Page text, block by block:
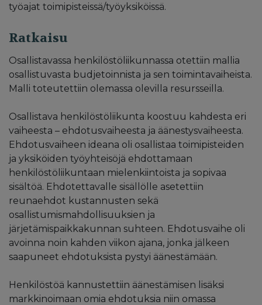
työajat toimipisteissä/työyksiköissä.
Ratkaisu
Osallistavassa henkilöstöliikunnassa otettiin mallia
osallistuvasta budjetoinnista ja sen toimintavaiheista.
Malli toteutettiin olemassa olevilla resursseilla.
Osallistava henkilöstöliikunta koostuu kahdesta eri
vaiheesta – ehdotusvaiheesta ja äänestysvaiheesta.
Ehdotusvaiheen ideana oli osallistaa toimipisteiden
ja yksiköiden työyhteisöjä ehdottamaan
henkilöstöliikuntaan mielenkiintoista ja sopivaa
sisältöä. Ehdotettavalle sisällölle asetettiin
reunaehdot kustannusten sekä
osallistumismahdollisuuksien ja
järjetämispaikkakunnan suhteen. Ehdotusvaihe oli
avoinna noin kahden viikon ajana, jonka jälkeen
saapuneet ehdotuksista pystyi äänestämään.
Henkilöstöä kannustettiin äänestämisen lisäksi
markkinoimaan omia ehdotuksia niin omassa